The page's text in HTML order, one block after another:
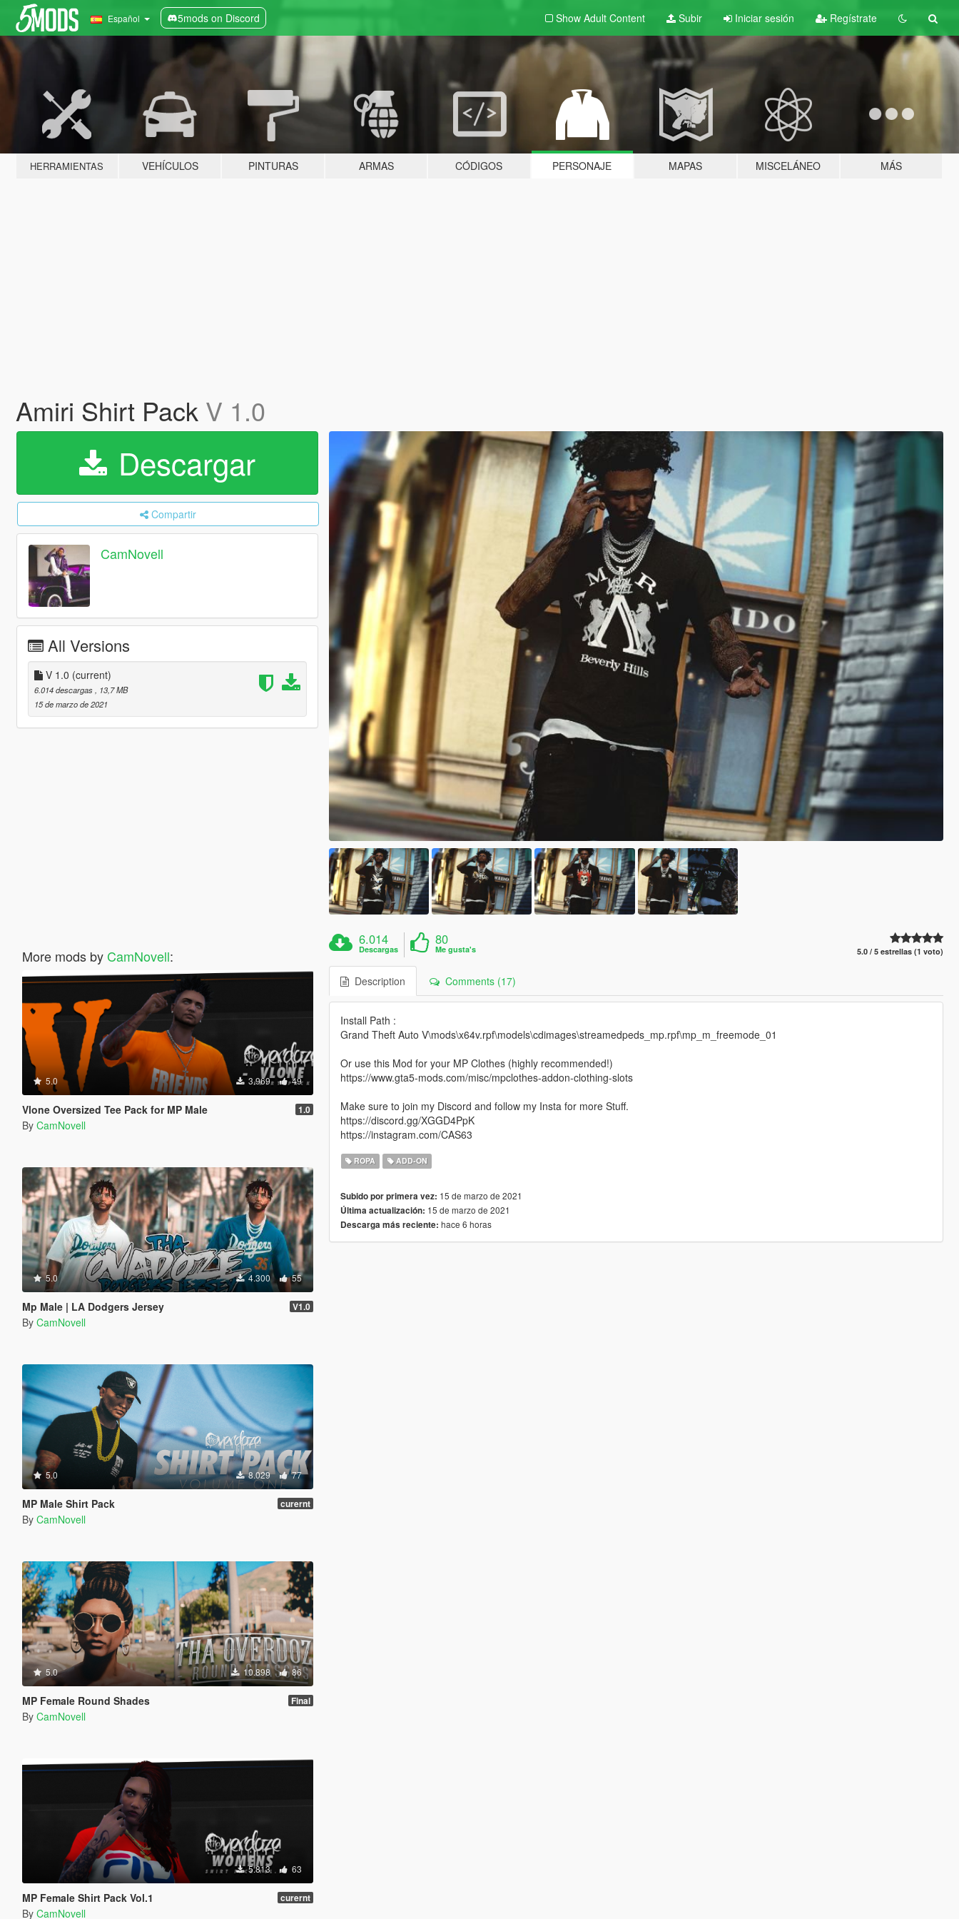
Español 5mods on Discord Show Adult Content Subir Iniciar sesión Regístrate
HERRAMIENTAS VEHÍCULOS PINTURAS ARMAS CÓDIGOS PERSONAJE MAPAS MISCELÁNEO MÁS
Amiri Shirt Pack V 1.0
Descargar
Compartir
CamNovell
All Versions
V 1.0 (current)
6.014 descargas
, 13,7 MB
15 de marzo de 2021
More mods by CamNovell:
5.0 3.969 49
Vlone Oversized Tee Pack for MP Male 1.0
By CamNovell
5.0 4.300 55
Mp Male | LA Dodgers Jersey V1.0
By CamNovell
5.0 8.029 77
MP Male Shirt Pack curernt
By CamNovell
5.0 10.898 86
MP Female Round Shades Final
By CamNovell
5.813 63
MP Female Shirt Pack Vol.1 curernt
By CamNovell
6.014
Descargas
80
Me gusta's 5.0 / 5 estrellas (1 voto)
Description Comments (17)
Install Path :
Grand Theft Auto V\mods\x64v.rpf\models\cdimages\streamedpeds_mp.rpf\mp_m_freemode_01
Or use this Mod for your MP Clothes (highly recommended!)
https://www.gta5-mods.com/misc/mpclothes-addon-clothing-slots
Make sure to join my Discord and follow my Insta for more Stuff.
https://discord.gg/XGGD4PpK
https://instagram.com/CAS63
ROPA ADD-ON
Subido por primera vez: 15 de marzo de 2021
Última actualización: 15 de marzo de 2021
Descarga más reciente: hace 6 horas